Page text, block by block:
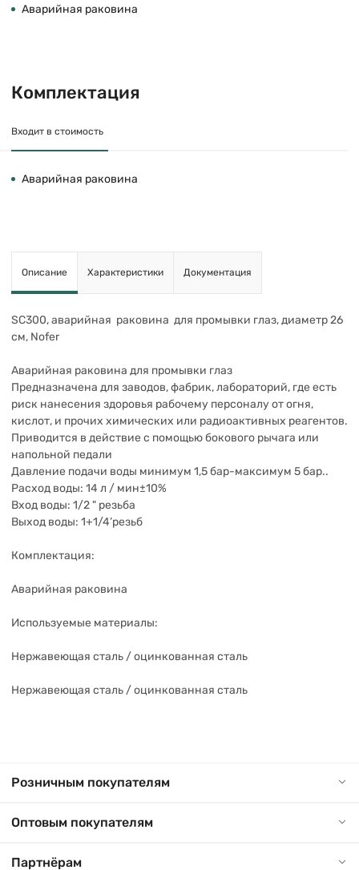
Аварийная раковина
Комплектация
Входит в стоимость
Аварийная раковина
Описание Характеристики Документация
SC300, аварийная раковина для промывки глаз, диаметр 26
см, Nofer
Аварийная раковина для промывки глаз
Предназначена для заводов, фабрик, лабораторий, где есть
риск нанесения здоровья рабочему персоналу от огня,
кислот, и прочих химических или радиоактивных реагентов.
Приводится в действие с помощью бокового рычага или
напольной педали
Давление подачи воды минимум 1,5 бар-максимум 5 бар..
Расход воды: 14 л / мин±10%
Вход воды: 1/2 " резьба
Выход воды: 1+1/4’резьб
Комплектация:
Аварийная раковина
Используемые материалы:
Нержавеющая сталь / оцинкованная сталь
Нержавеющая сталь / оцинкованная сталь
Розничным покупателям
Оптовым покупателям
Партнёрам